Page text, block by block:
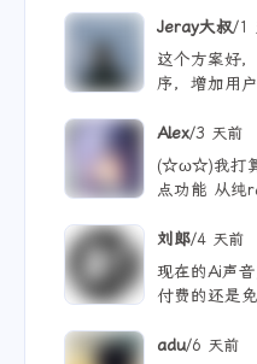
Jeray大叔/1
这个方案好
序，增加用
Alex/3 天前
(☆ω☆)我打
点功能 从纯
可以薅免费
价API 太爽啦
刘郎/4 天前
现在的Ai声音
付费的还是
adu/6 天前